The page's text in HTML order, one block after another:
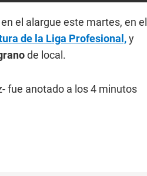
el alargue este martes, en el
de la Liga Profesional,y
de local.
fue anotado a los 4 minutos